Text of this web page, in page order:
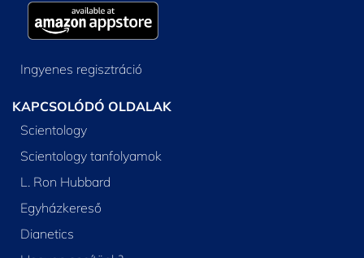
Ingyenes regisztráció
KAPCSOLÓDÓ OLDALAK
Scientology
Scientology tanfolyamok
L. Ron Hubbard
Egyházkereső
Dianetics